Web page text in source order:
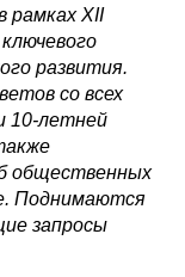
рамках XII
развития.
со всех
10-летней
общественных
Поднимаются
запросы